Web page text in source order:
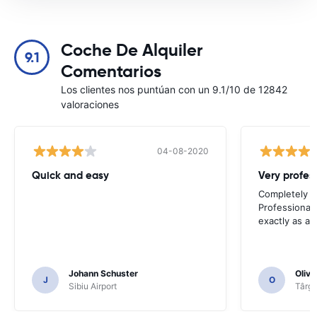
9.1
Coche De Alquiler
Comentarios
Los clientes nos puntúan con un 9.1/10 de 12842
valoraciones
04-08-2020
Quick and easy
J
Johann Schuster
Sibiu Airport
Completely
exactly as
O